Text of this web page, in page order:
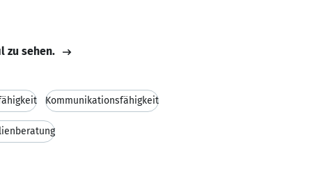
zu sehen.
Kommunikationsfähigkeit